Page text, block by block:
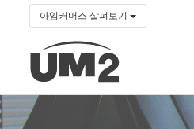
아임커머스 살펴보기